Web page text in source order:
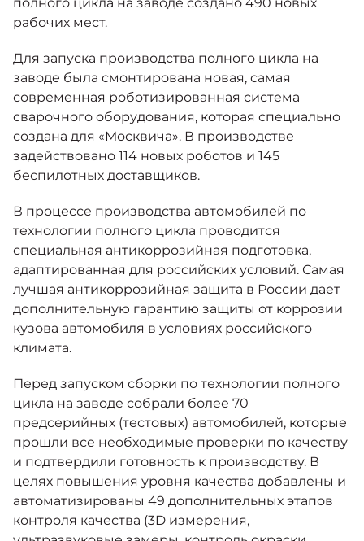
рабочих мест.
Для запуска производства полного цикла на
заводе была смонтирована новая, самая
современная роботизированная система
сварочного оборудования, которая специально
создана для «Москвича». В производстве
задействовано 114 новых роботов и 145
беспилотных доставщиков.
В процессе производства автомобилей по
технологии полного цикла проводится
специальная антикоррозийная подготовка,
адаптированная для российских условий. Самая
лучшая антикоррозийная защита в России дает
дополнительную гарантию защиты от коррозии
кузова автомобиля в условиях российского
климата.
Перед запуском сборки по технологии полного
цикла на заводе собрали более 70
предсерийных (тестовых) автомобилей, которые
прошли все необходимые проверки по качеству
и подтвердили готовность к производству. В
целях повышения уровня качества добавлены и
автоматизированы 49 дополнительных этапов
контроля качества (3D измерения,